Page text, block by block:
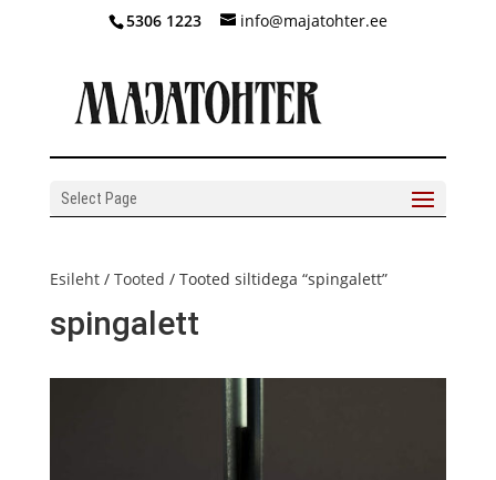
5306 1223 info@majatohter.ee
Select Page
Esileht/ Tooted / Tooted siltidega “spingalett”
spingalett